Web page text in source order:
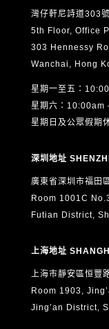
灣仔軒尼詩道303
5th Floor, Office
303 Hennessy
Wanchai, Hong
星期一至五：
星期六：10:00am
星期日及公眾假期
深圳地址
廣東省深圳市福田
Room 1001C
Futian District,
上海地址
上海市靜安區恒豐
Room 1903,
Jing’an District,